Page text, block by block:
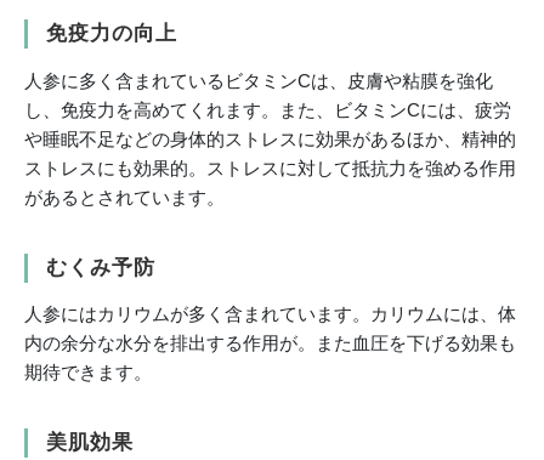
免疫力の向上
人参に多く含まれているビタミンCは、皮膚や粘膜を強化
し、免疫力を高めてくれます。また、ビタミンCには、疲労
や睡眠不足などの身体的ストレスに効果があるほか、精神的
ストレスにも効果的。ストレスに対して抵抗力を強める作用
があるとされています。
むくみ予防
人参にはカリウムが多く含まれています。カリウムには、体
内の余分な水分を排出する作用が。また血圧を下げる効果も
期待できます。
美肌効果